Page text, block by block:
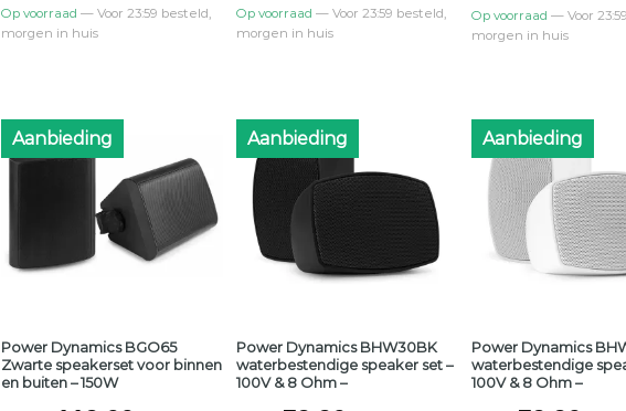
Op voorraad — Voor 23:59 besteld,
morgen in huis
Op voorraad — Voor 23:59 besteld,
morgen in huis
Op voorraad — Voor
morgen in huis
Aanbieding
Power Dynamics BGO65
Zwarte speakerset voor binnen
en buiten – 150W
Aanbieding
Power Dynamics BHW30BK
waterbestendige speaker set –
100V & 8 Ohm –
Aanbieding
Power Dynamics
waterbestendige
100V & 8 Ohm –